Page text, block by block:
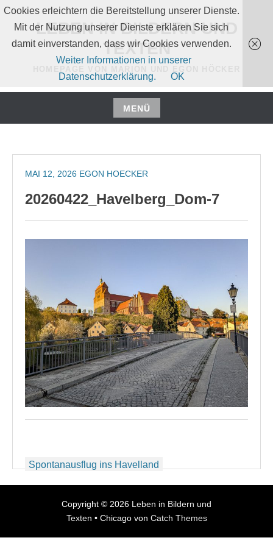
Zum
Inhalt
springen
LEBEN IN BILDERN UND
TEXTEN
MENÜ
Zum
springen
MAI 12, 2026 EGON HOECKER
20260422_Havelberg_Dom-7
Beitragsnavigation
Spontanausflug ins Havelland
Copyright © 2026 Leben in Bildern und
Texten • Chicago von Catch Themes
Cookies erleichtern die Bereitstellung unserer Dienste.
Mit der Nutzung unserer Dienste erklären Sie sich
damit einverstanden, dass wir Cookies verwenden.
Weiter Informationen in unserer
Datenschutzerklärung.
OK